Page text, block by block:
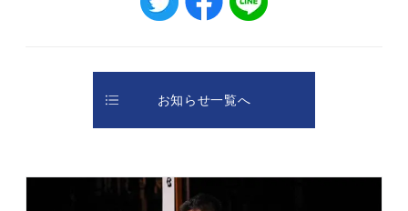
お知らせ一覧へ